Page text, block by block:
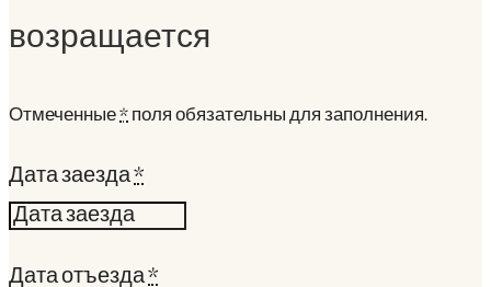
возращается
Отмеченные * поля обязательны для заполнения.
Дата заезда*
Дата отъезда*